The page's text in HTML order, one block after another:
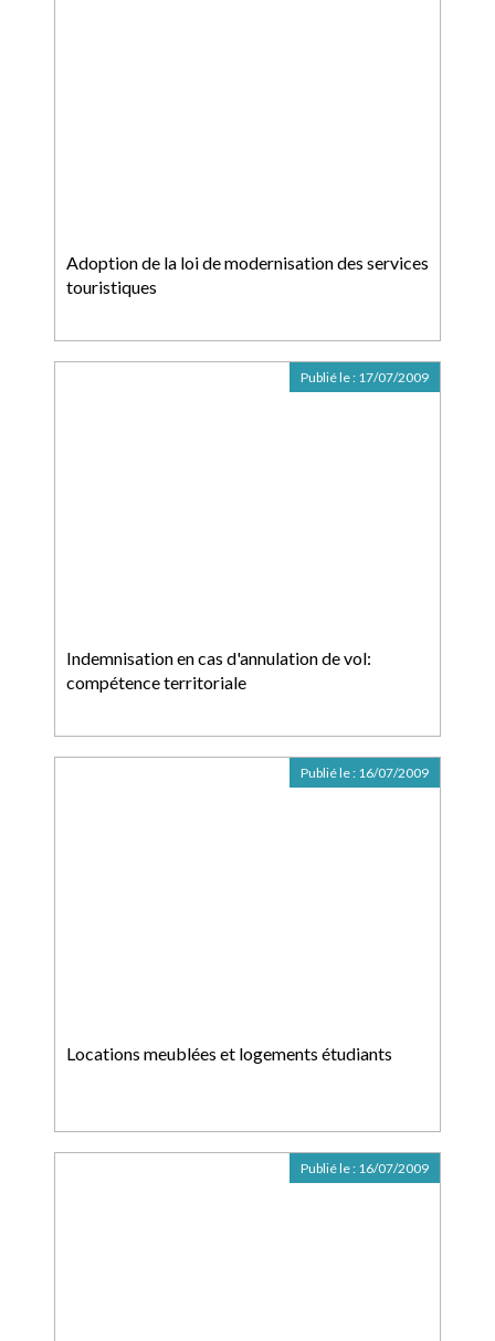
Adoption de la loi de modernisation des services
touristiques
Indemnisation en cas d'annulation de vol:
compétence territoriale
Publié le : 17/07/2009
Locations meublées et logements étudiants
Publié le : 16/07/2009
Publié le : 16/07/2009